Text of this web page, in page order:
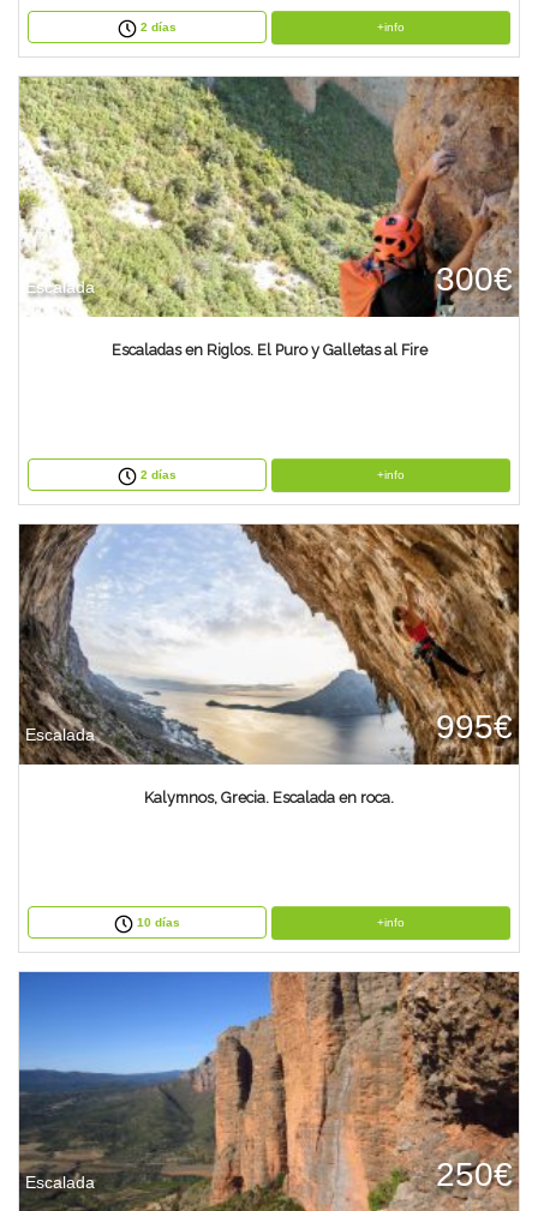
2 días +info
Escalada 300€
Escaladas en Riglos. El Puro y Galletas al Fire
2 días +info
Escalada 995€
Kalymnos, Grecia. Escalada en roca.
10 días +info
Escalada 250€